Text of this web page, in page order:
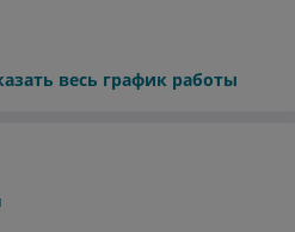
весь график работы